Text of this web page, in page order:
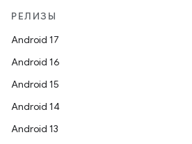
РЕЛИЗЫ
Android 17
Android 16
Android 15
Android 14
Android 13